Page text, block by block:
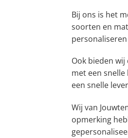
Bij ons is het
soorten en
Ook bieden
met een
een snelle
Wij van
opmerking